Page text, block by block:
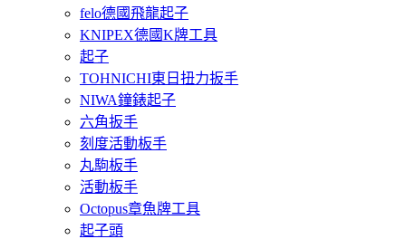
felo德國飛龍起子
KNIPEX德國K牌工具
起子
TOHNICHI東日扭力扳手
NIWA鐘錶起子
六角扳手
刻度活動板手
丸駒板手
活動板手
Octopus章魚牌工具
起子頭